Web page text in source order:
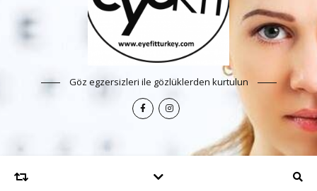
Göz egzersizleri ile gözlüklerden kurtulun